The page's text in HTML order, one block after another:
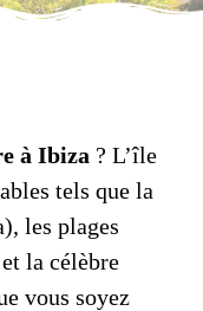
à Ibiza ? L’île
tels que la
les plages
la célèbre
vous soyez